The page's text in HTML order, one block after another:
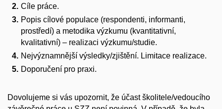
Cíle práce.
Popis cílové populace (respondenti, informanti,
prostředí) a metodika výzkumu (kvantitativní,
kvalitativní) – realizaci výzkumu/studie.
Nejvýznamnější výsledky/zjištění. Limitace realizace.
Doporučení pro praxi.
Dovolujeme si vás upozornit, že účast školitele/vedoucího